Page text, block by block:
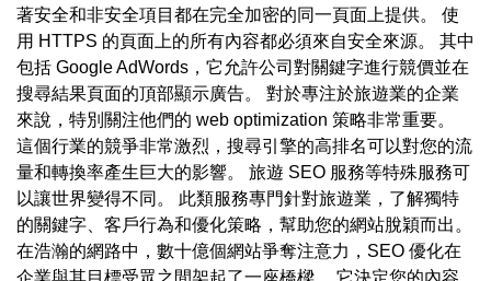
著安全和非安全項目都在完全加密的同一頁面上提供。 使
用 HTTPS 的頁面上的所有內容都必須來自安全來源。 其中
包括 Google AdWords，它允許公司對關鍵字進行競價並在
搜尋結果頁面的頂部顯示廣告。 對於專注於旅遊業的企業
來說，特別關注他們的 web optimization 策略非常重要。
這個行業的競爭非常激烈，搜尋引擎的高排名可以對您的流
量和轉換率產生巨大的影響。 旅遊 SEO 服務等特殊服務可
以讓世界變得不同。 此類服務專門針對旅遊業，了解獨特
的關鍵字、客戶行為和優化策略，幫助您的網站脫穎而出。
在浩瀚的網路中，數十億個網站爭奪注意力，SEO 優化在
企業與其目標受眾之間架起了一座橋樑。 它決定您的內容